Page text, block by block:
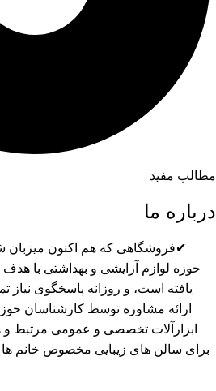
مطالب مفید
درباره ما
✔فروشگاهی که هم اکنون
حوزه لوازم آرایشی و بهداشتی با هدف
یافته است، و روزانه پاسخگوی
ارائه مشاوره توسط کارشناسان
ابزارآلات تخصصی و عمومی مرتبط و
برای سالن های زیبایی مخصوص خانم